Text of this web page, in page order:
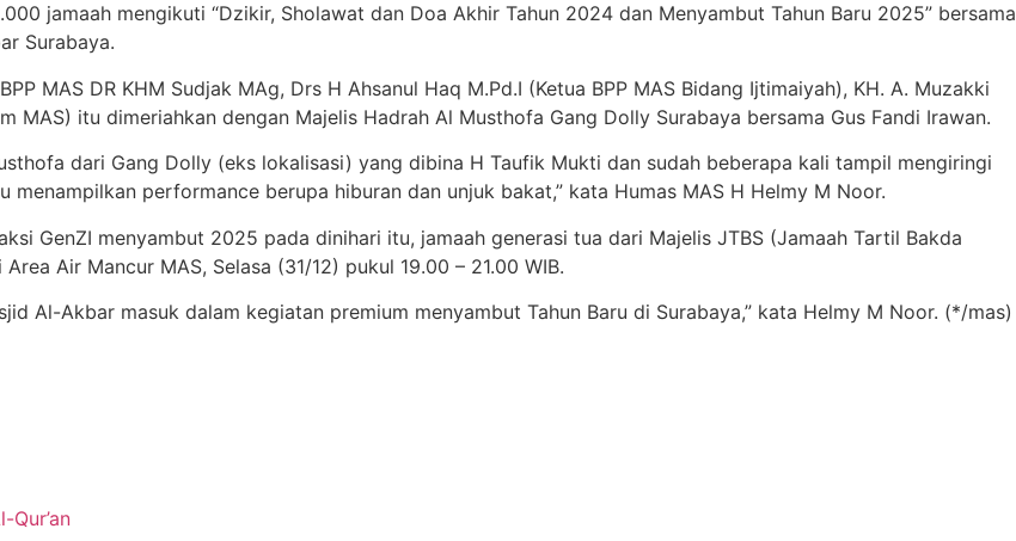
jamaah mengikuti “Dzikir, Sholawat dan Doa Akhir Tahun 2024 dan Menyambut Tahun Baru 2025” bersama
Surabaya.
MAS DR KHM Sudjak MAg, Drs H Ahsanul Haq M.Pd.I (Ketua BPP MAS Bidang Ijtimaiyah), KH. A. Muzakki
MAS) itu dimeriahkan dengan Majelis Hadrah Al Musthofa Gang Dolly Surabaya bersama Gus Fandi Irawan.
dari Gang Dolly (eks lokalisasi) yang dibina H Taufik Mukti dan sudah beberapa kali tampil mengiringi
menampilkan performance berupa hiburan dan unjuk bakat,” kata Humas MAS H Helmy M Noor.
GenZI menyambut 2025 pada dinihari itu, jamaah generasi tua dari Majelis JTBS (Jamaah Tartil Bakda
Air Mancur MAS, Selasa (31/12) pukul 19.00 – 21.00 WIB.
Al-Akbar masuk dalam kegiatan premium menyambut Tahun Baru di Surabaya,” kata Helmy M Noor. (*/mas)